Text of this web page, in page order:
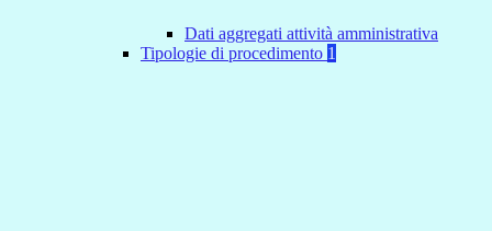
Dati aggregati attività amministrativa
Tipologie di procedimento 1